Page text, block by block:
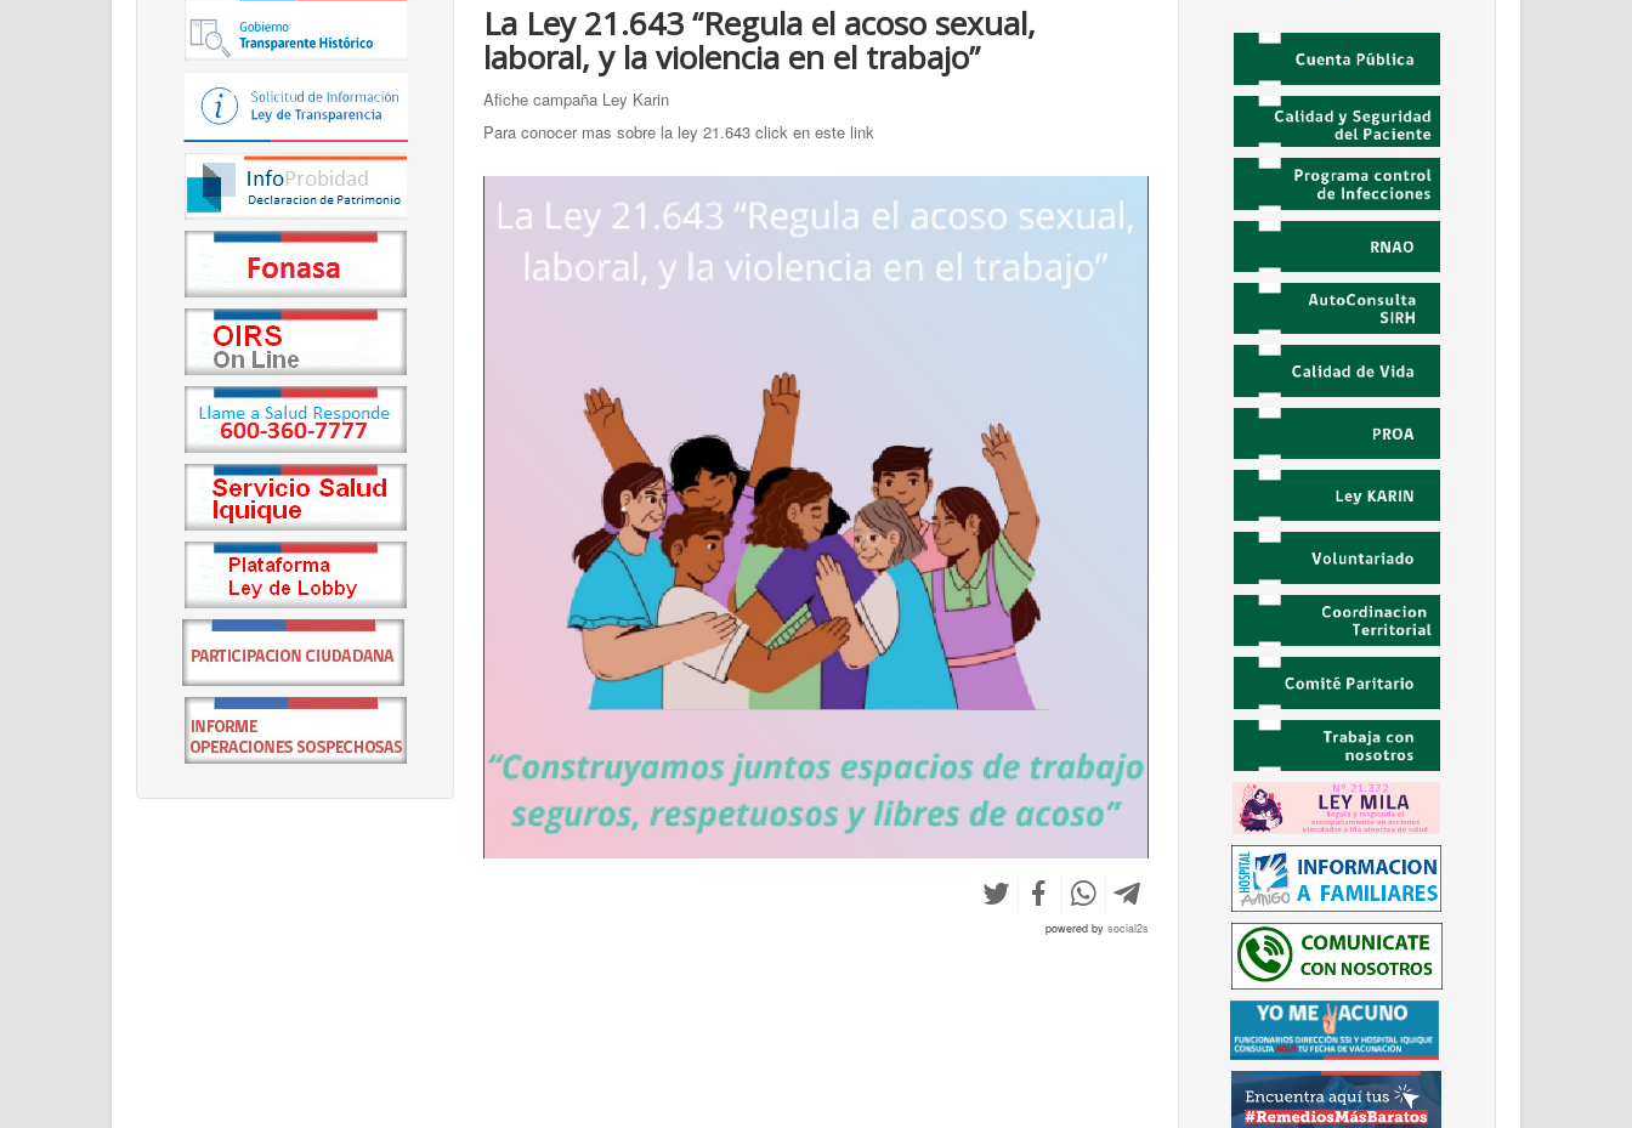
La Ley 21.643 “Regula el acoso sexual,
laboral, y la violencia en el trabajo”
Afiche campaña Ley Karin
Para conocer mas sobre la ley 21.643 click en este link
powered bysocial2s